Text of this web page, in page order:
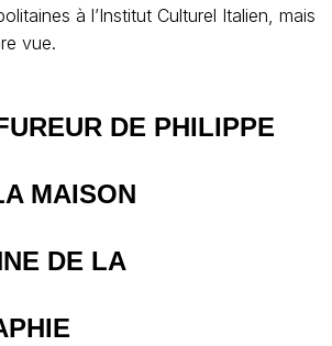
à l’Institut Culturel Italien, mais
vue.
DE PHILIPPE
MAISON
DE LA